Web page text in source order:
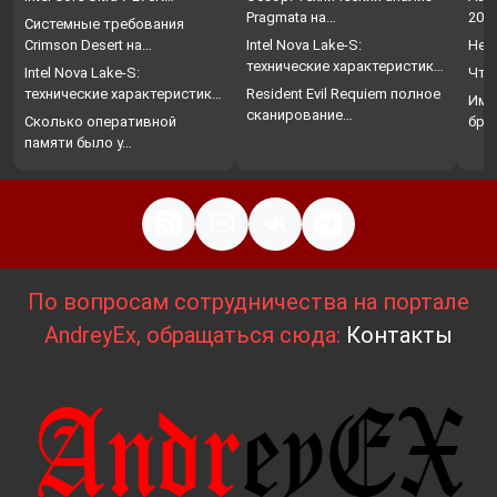
Системные требования
Crimson Desert на…
Intel Nova Lake-S:
технические характеристики,
…
Сколько оперативной
памяти было у…
Pragmata на…
Intel Nova Lake-S:
технические характеристики,
…
Resident Evil Requiem полное
сканирование…
Что
По вопросам сотрудничества на портале
AndreyEx, обращаться сюда: Контакты